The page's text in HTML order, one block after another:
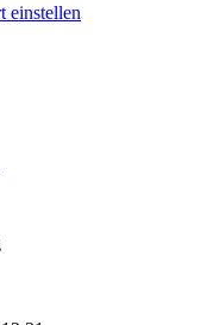
einstellen